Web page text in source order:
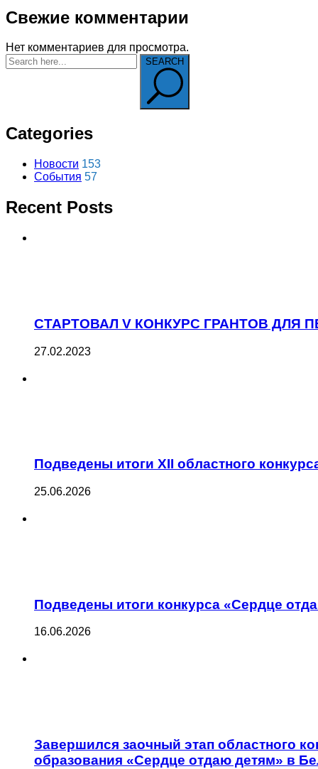
Свежие комментарии
Нет комментариев для просмотра.
SEARCH
Categories
Новости 153
События 57
Recent Posts
СТАРТОВАЛ V КОНКУРС ГРАНТОВ ДЛЯ
27.02.2023
Подведены итоги XII областного
25.06.2026
Подведены итоги конкурса «Сердце
16.06.2026
Завершился заочный этап областного
образования «Сердце отдаю детям» в